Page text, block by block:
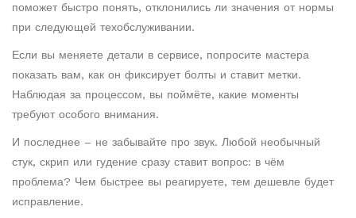
поможет быстро понять, отклонились ли значения от нормы
при следующей техобслуживании.
Если вы меняете детали в сервисе, попросите мастера
показать вам, как он фиксирует болты и ставит метки.
Наблюдая за процессом, вы поймёте, какие моменты
требуют особого внимания.
И последнее – не забывайте про звук. Любой необычный
стук, скрип или гудение сразу ставит вопрос: в чём
проблема? Чем быстрее вы реа­гируете, тем дешевле будет
исправление.